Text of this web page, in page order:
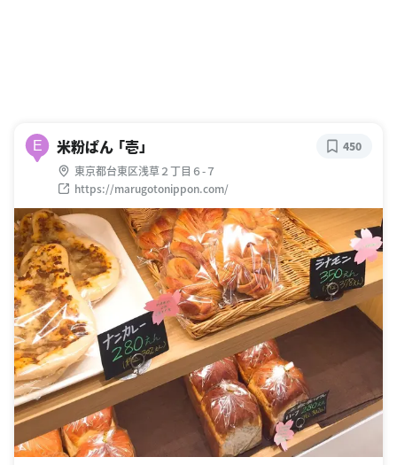
E 米粉ぱん 「壱」
東京都台東区浅草２丁目６-７
https://marugotonippon.com/
450